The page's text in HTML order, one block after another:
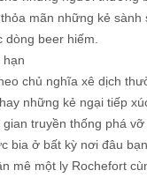
mãn những kẻ sành
beer hiếm.
chủ nghĩa xê dịch
những kẻ ngại tiếp
truyền thống phá vỡ
bia ở bất kỳ nơi đâu
mê một ly Rochefort